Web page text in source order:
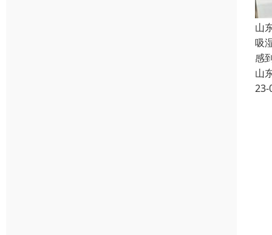
山
吸
感
山
23-